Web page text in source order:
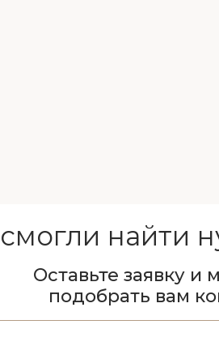
найти
Оставьте заявку
подобрать вам